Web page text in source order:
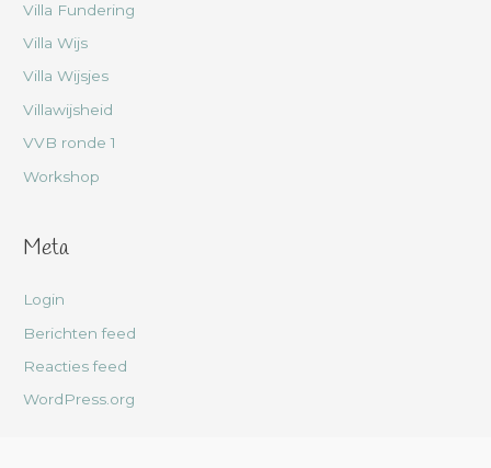
Villa Fundering
Villa Wijs
Villa Wijsjes
Villawijsheid
VVB ronde 1
Workshop
Meta
Login
Berichten feed
Reacties feed
WordPress.org